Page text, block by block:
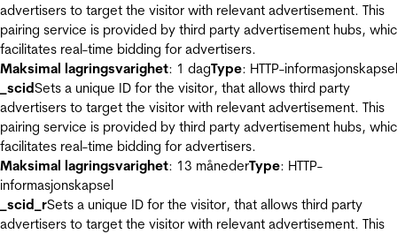
advertisers to target the visitor with relevant advertisement. This
pairing service is provided by third party advertisement hubs,
facilitates real-time bidding for advertisers.
Maksimal lagringsvarighet: 1 dagType: HTTP-informasjonskapsel
_scidSets a unique ID for the visitor, that allows third party
advertisers to target the visitor with relevant advertisement. This
pairing service is provided by third party advertisement hubs,
facilitates real-time bidding for advertisers.
Maksimal lagringsvarighet: 13 månederType: HTTP-
informasjonskapsel
_scid_rSets a unique ID for the visitor, that allows third party
advertisers to target the visitor with relevant advertisement. This